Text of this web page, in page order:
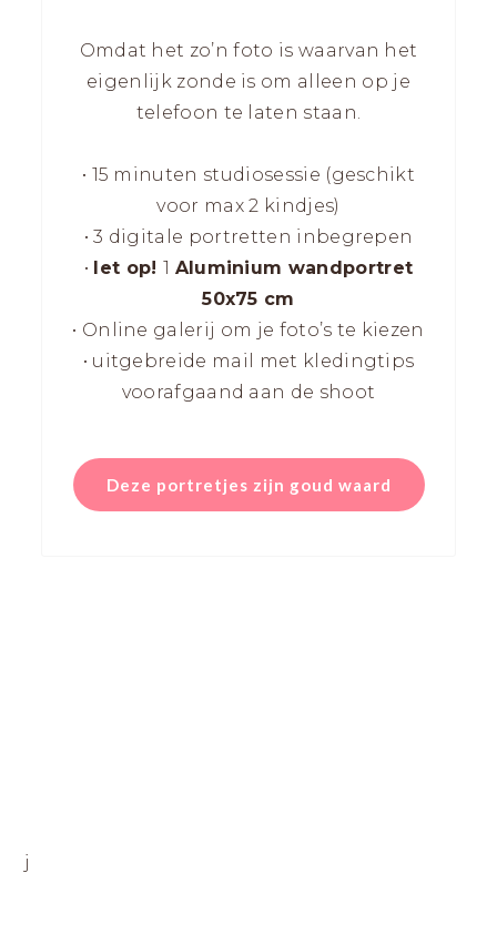
Omdat het zo’n foto is waarvan het
eigenlijk zonde is om alleen op je
telefoon te laten staan.
• 15 minuten studiosessie (geschikt
voor max 2 kindjes)
• 3 digitale portretten inbegrepen
• let op! 1 Aluminium wandportret
50x75 cm
• Online galerij om je foto’s te kiezen
• uitgebreide mail met kledingtips
voorafgaand aan de shoot
Deze portretjes zijn goud waard
j